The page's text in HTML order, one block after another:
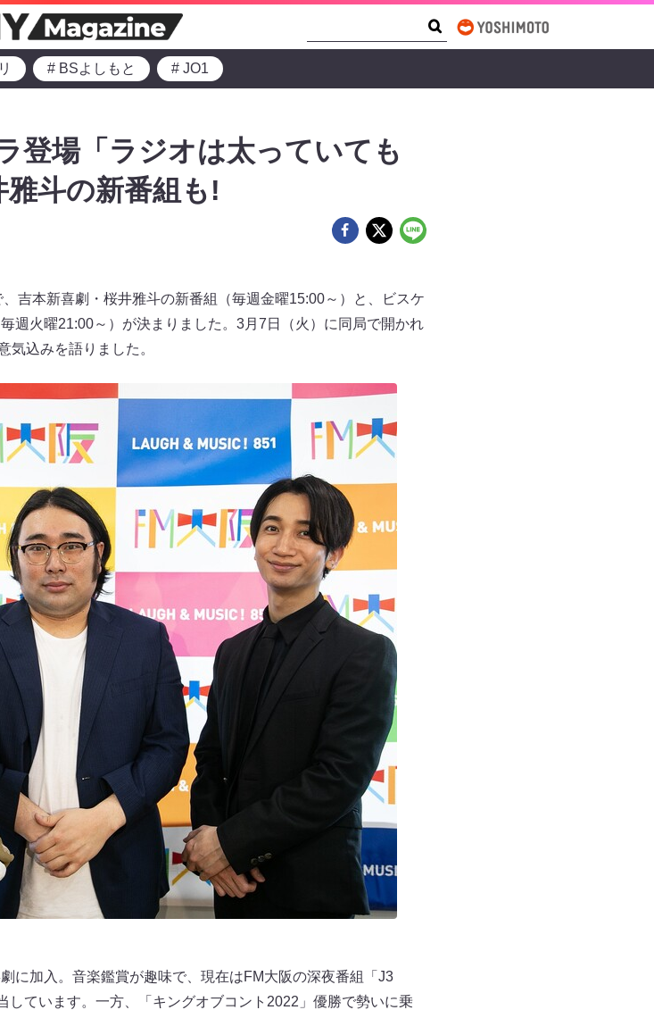
# BSよしもと # JO1
登場「ラジオは太っていても
斗の新番組も!
吉本新喜劇・桜井雅斗の新番組（毎週金曜15:00～）と、ビスケ
週火曜21:00～）が決まりました。3月7日（火）に同局で開かれ
気込みを語りました。
に加入。音楽鑑賞が趣味で、現在はFM大阪の深夜番組「J3
ています。一方、「キングオブコント2022」優勝で勢いに乗